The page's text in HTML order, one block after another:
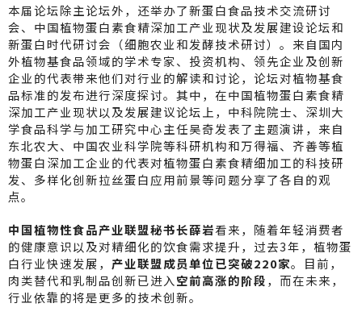
本届论坛除主论坛外，还举办了新蛋白食品技术交流研讨
会、中国植物蛋白素食精深加工产业现状及发展建设论坛和
新蛋白时代研讨会（细胞农业和发酵技术研讨）。来自国内
外植物基食品领域的学术专家、投资机构、领先企业及创新
企业的代表带来他们对行业的解读和讨论，论坛对植物基食
品标准的发布进行深度探讨。其中，在中国植物蛋白素食精
深加工产业现状以及发展建议论坛上，中科院院士、深圳大
学食品科学与加工研究中心主任吴奇发表了主题演讲，来自
东北农大、中国农业科学院等科研机构和万得福、齐善等植
物蛋白深加工企业的代表对植物蛋白素食精细加工的科技研
发、多样化创新拉丝蛋白应用前景等问题分享了各自的观
点。
中国植物性食品产业联盟秘书长薛岩看来，随着年轻消费者
的健康意识以及对精细化的饮食需求提升，过去3年，植物蛋
白行业快速发展， 产业联盟成员单位已突破220家。目前，
肉类替代和乳制品创新已进入空前高涨的阶段，而在未来，
行业依靠的将是更多的技术创新。